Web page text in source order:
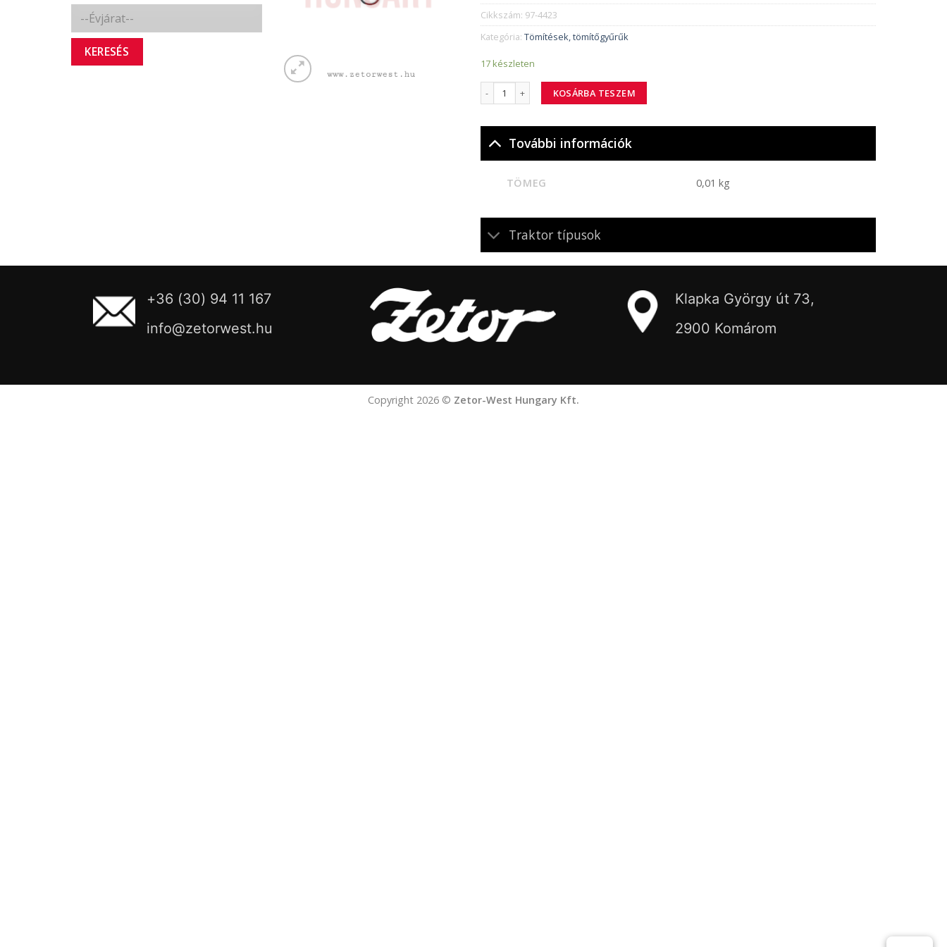
KERESÉS
Cikkszám: 97-4423
Kategória: Tömítések, tömítőgyűrűk
17 készleten
97-4423 tömítőgyűrű mennyiség
KOSÁRBA TESZEM
További információk
TÖMEG 0,01 kg
Traktor típusok
+36 (30) 94 11 167
info@zetorwest.hu
Klapka György út 73,
2900 Komárom
Copyright 2026 © Zetor-West Hungary Kft.